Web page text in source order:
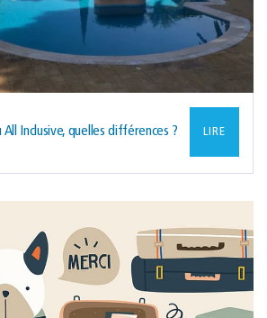
Inclusive, quelles différences ? LIRE